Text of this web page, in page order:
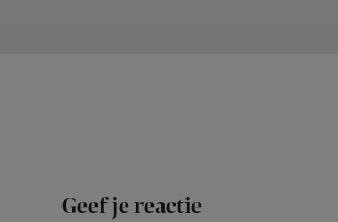
Geef je reactie